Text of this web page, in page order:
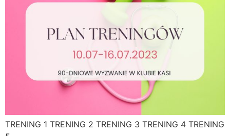
TRENING 1 TRENING 2 TRENING 3 TRENING 4 TRENING